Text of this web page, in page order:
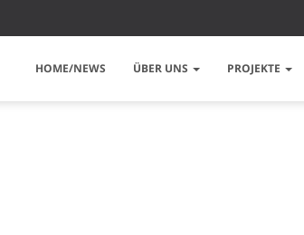
HOME/NEWS ÜBER UNS PROJEKTE